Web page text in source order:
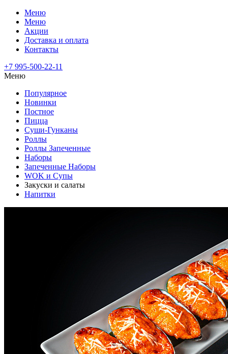
Меню
Меню
Акции
Доставка и оплата
Контакты
+7 995-500-22-11
Меню
Популярное
Новинки
Постное
Пицца
Суши-Гунканы
Роллы
Роллы Запеченные
Наборы
Запеченные Наборы
WOK и Супы
Закуски и салаты
Напитки